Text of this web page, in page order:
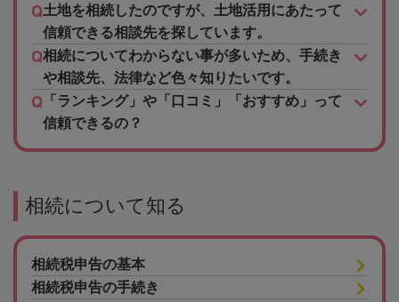
土地を相続したのですが、土地活用にあたって
信頼できる相談先を探しています。
相続についてわからない事が多いため、手続き
や相談先、法律など色々知りたいです。
「ランキング」や「口コミ」「おすすめ」って
信頼できるの？
相続について知る
相続税申告の基本
相続税申告の手続き